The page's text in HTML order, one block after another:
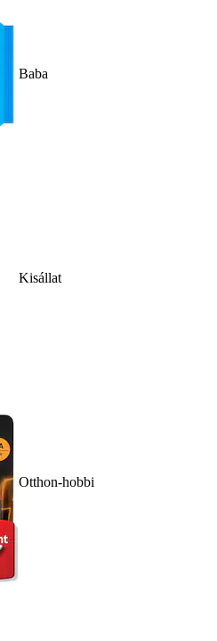
Baba
Kisállat
Otthon-hobbi